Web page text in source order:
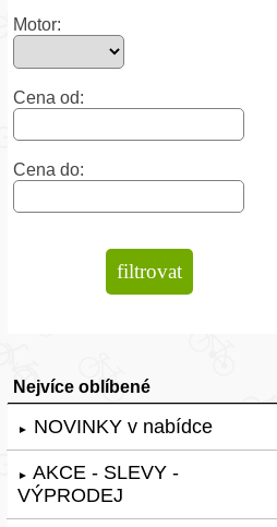
Motor:
Cena od:
Cena do:
Nejvíce oblíbené
► NOVINKY v nabídce
► AKCE - SLEVY -
VÝPRODEJ